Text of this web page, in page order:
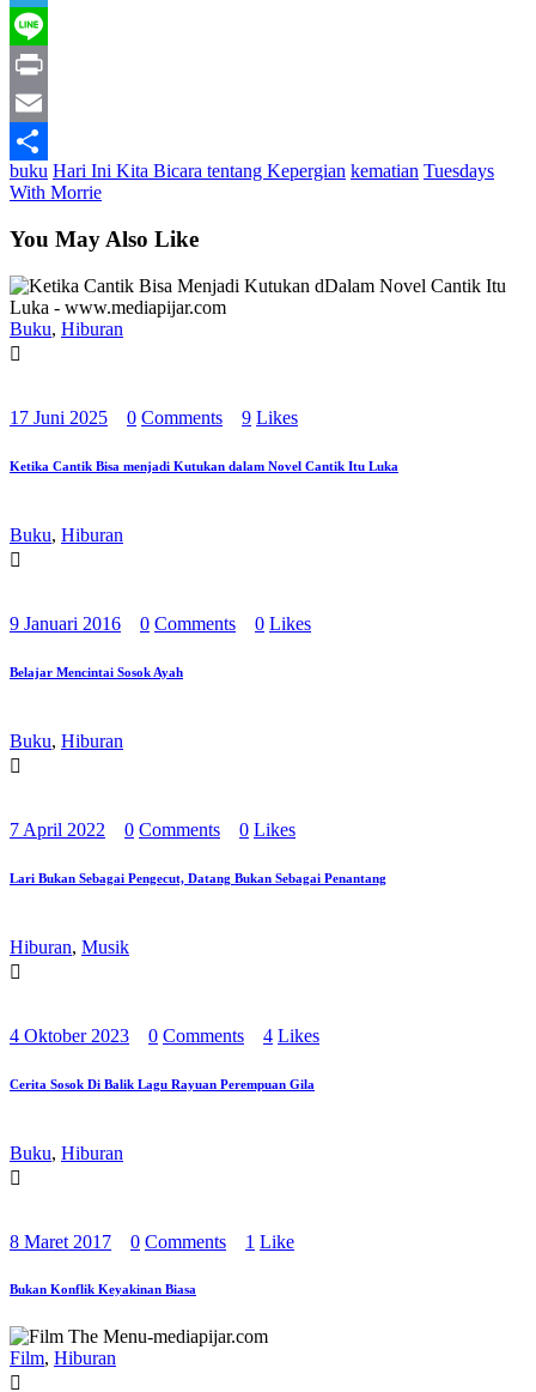
Telegram
Line
Print
Email
Share
buku Hari Ini Kita Bicara tentang Kepergian kematian Tuesdays
With Morrie
You May Also Like
Buku, Hiburan
17 Juni 2025 0 Comments 9 Likes
Ketika Cantik Bisa menjadi Kutukan dalam Novel Cantik Itu Luka
Buku, Hiburan
9 Januari 2016 0 Comments 0 Likes
Belajar Mencintai Sosok Ayah
Buku, Hiburan
7 April 2022 0 Comments 0 Likes
Lari Bukan Sebagai Pengecut, Datang Bukan Sebagai Penantang
Hiburan, Musik
4 Oktober 2023 0 Comments 4 Likes
Cerita Sosok Di Balik Lagu Rayuan Perempuan Gila
Buku, Hiburan
8 Maret 2017 0 Comments 1 Like
Bukan Konflik Keyakinan Biasa
Film, Hiburan